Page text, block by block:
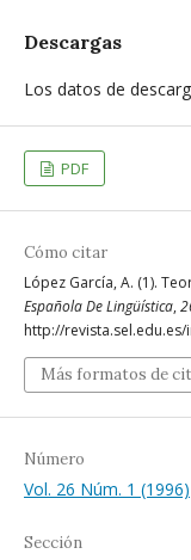
Descargas
Los datos de
PDF
Cómo citar
López García, A. (1).
Española De Lingüística,
http://
Más formatos de
Número
Vol. 26 Núm. 1 (1996)
Sección